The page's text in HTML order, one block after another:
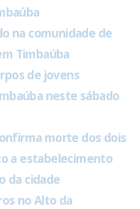
na comunidade de
Timbaúba
de jovens
neste sábado
morte dos dois
a estabelecimento
da cidade
no Alto da